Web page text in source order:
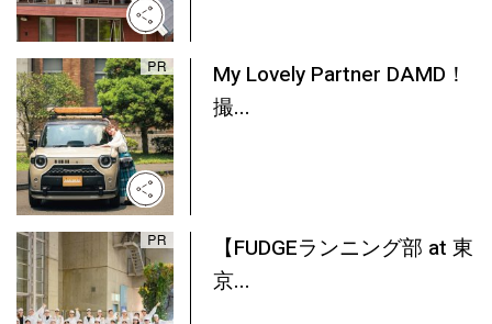
My Lovely Partner DAMD！
撮...
【FUDGEランニング部 at 東
京...